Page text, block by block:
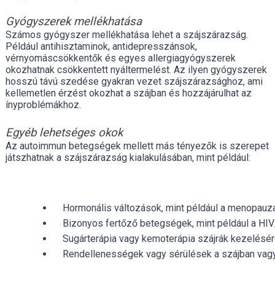
Gyógyszerek mellékhatása
Számos gyógyszer mellékhatása lehet a szájszárazság.
Például antihisztaminok, antidepresszánsok,
vérnyomáscsökkentők és egyes allergiagyógyszerek
okozhatnak csökkentett nyáltermelést. Az ilyen gyógyszerek
hosszú távú szedése gyakran vezet szájszárazsághoz, ami
kellemetlen érzést okozhat a szájban és hozzájárulhat az
ínyproblémákhoz.
Egyéb lehetséges okok
Az autoimmun betegségek mellett más tényezők is szerepet
játszhatnak a szájszárazság kialakulásában, mint például:
Hormonális változások, mint például a
Bizonyos fertőző betegségek, mint például a
Sugárterápia vagy kemoterápia szájrák
Rendellenességek vagy sérülések a szájban